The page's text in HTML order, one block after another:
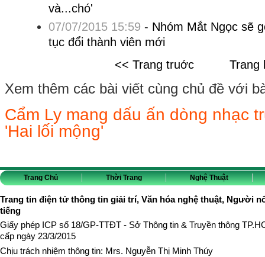
và...chó'
07/07/2015 15:59 - Nhóm Mắt Ngọc sẽ
tục đổi thành viên mới
<< Trang truớc
Trang
Xem thêm các bài viết cùng chủ đề với
Cẩm Ly mang dấu ấn dòng nhạc
'Hai lối mộng'
Trang Chủ Thời Trang Nghệ Thuật
Trang tin điện tử thông tin giải trí, Văn hóa nghệ thuật, Người
tiếng
Giấy phép ICP số 18/GP-TTĐT - Sở Thông tin & Truyền thông
cấp ngày 23/3/2015
Chịu trách nhiệm thông tin: Mrs. Nguyễn Thị Minh Thúy